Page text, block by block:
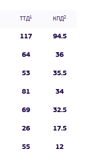
ТТД1 КПД2
117 94.5
64 36
53 35.5
81 34
69 32.5
26 17.5
55 12